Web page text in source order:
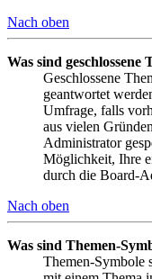
Nach oben
Was sind geschlossene
Geschlossene
geantwortet
Umfrage, falls
aus vielen
Administrator
Möglichkeit, Ihre
durch die Board-
Nach oben
Was sind Themen-
Themen-Symbole